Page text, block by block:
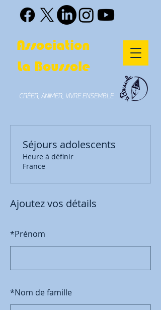
Association
La Boussole
CRÉER, ANIMER, VIVRE ENSEMBLE
Ajoutez vos détails
*Prénom
*Nom de famille
Séjours adolescents
Heure à définir
France